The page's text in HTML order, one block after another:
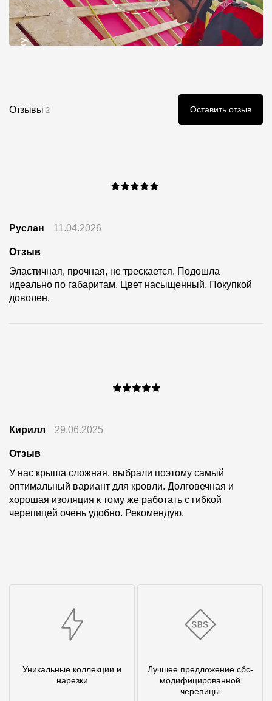
Отзывы 2 Оставить отзыв
Руслан 11.04.2026
Отзыв
Эластичная, прочная, не трескается. Подошла
идеально по габаритам. Цвет насыщенный. Покупкой
доволен.
Кирилл 29.06.2025
Отзыв
У нас крыша сложная, выбрали поэтому самый
оптимальный вариант для кровли. Долговечная и
хорошая изоляция к тому же работать с гибкой
черепицей очень удобно. Рекомендую.
Уникальные коллекции и
нарезки
Лучшее предложение сбс-
модифицированной
черепицы